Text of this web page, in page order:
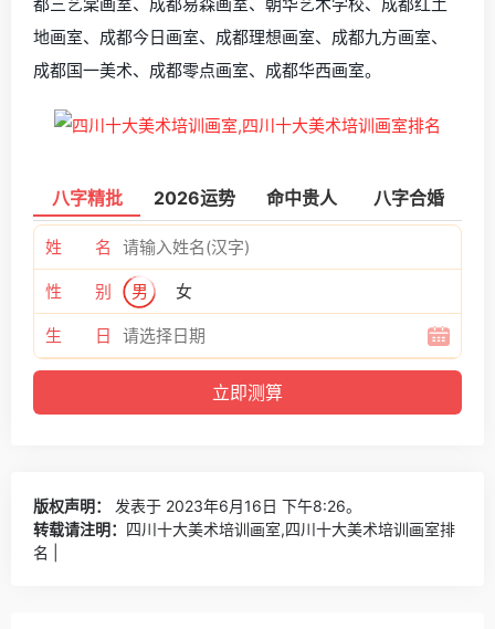
地画室、成都今日画室、成都理想画室、成都九方画室、
成都国一美术、成都零点画室、成都华西画室。
八字精批 2026运势 命中贵人 八字合婚
姓 名
性 别 男 女
生 日
版权声明：
发表于 2023年6月16日 下午8:26。
转载请注明：
四川十大美术培训画室,四川十大美术培训画室排
名 |